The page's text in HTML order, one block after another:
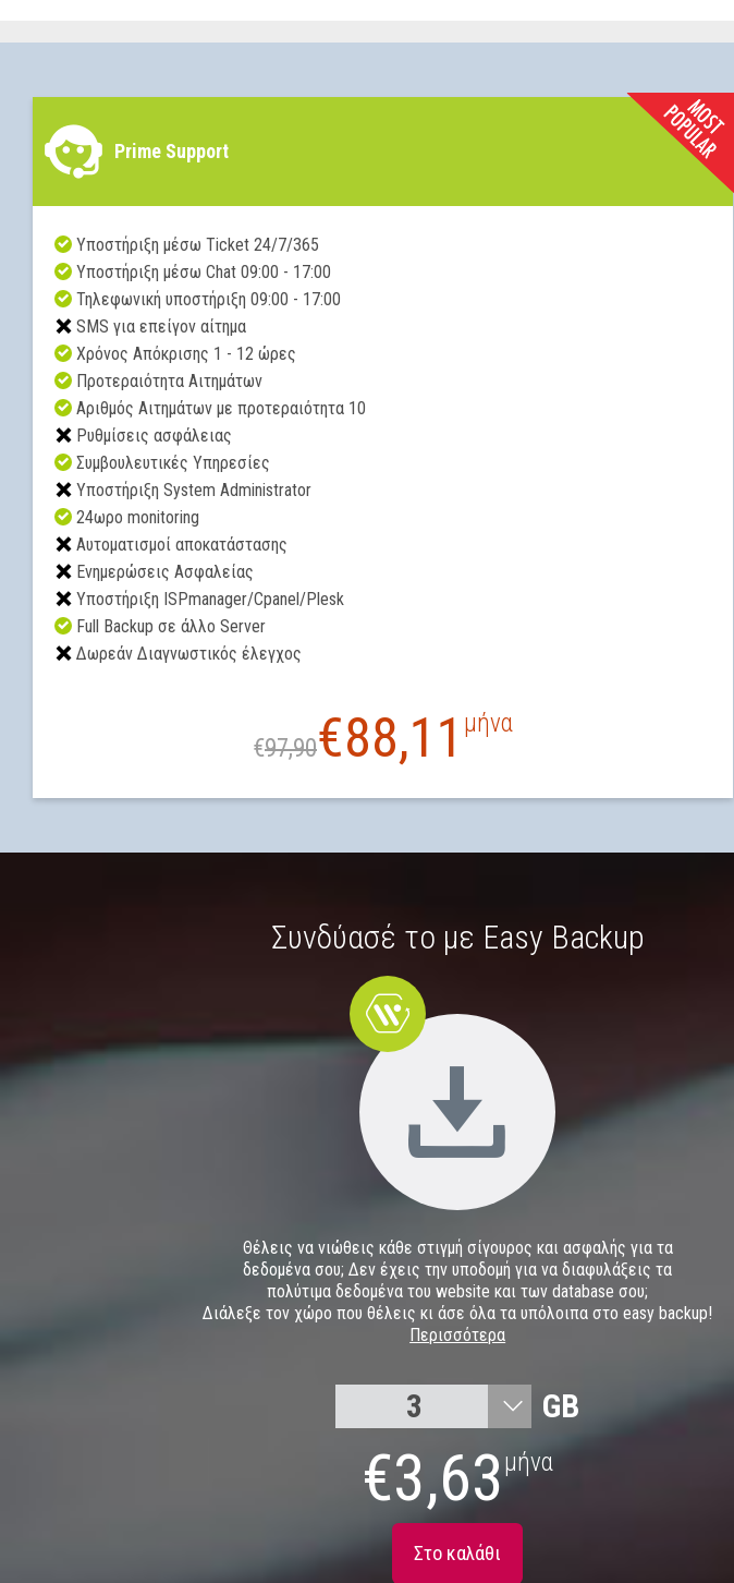
Prime Support
Υποστήριξη μέσω Ticket 24/7/365
Yποστήριξη μέσω Chat 09:00 - 17:00
Τηλεφωνική υποστήριξη 09:00 - 17:00
SMS για επείγον αίτημα
Χρόνος Απόκρισης 1 - 12 ώρες
Προτεραιότητα Αιτημάτων
Αριθμός Αιτημάτων με προτεραιότητα 10
Ρυθμίσεις ασφάλειας
Συμβουλευτικές Υπηρεσίες
Υποστήριξη System Administrator
24ωρο monitoring
Αυτοματισμοί αποκατάστασης
Ενημερώσεις Ασφαλείας
Υποστήριξη ISPmanager/Cpanel/Plesk
Full Backup σε άλλο Server
Δωρεάν Διαγνωστικός έλεγχος
€97,90€88,11 μήνα
Συνδύασέ το με Easy Backup
Θέλεις να νιώθεις κάθε στιγμή σίγουρος και ασφαλής για τα
δεδομένα σου; Δεν έχεις την υποδομή για να διαφυλάξεις τα
πολύτιμα δεδομένα του website και των database σου;
Διάλεξε τον χώρο που θέλεις κι άσε όλα τα υπόλοιπα στο easy backup!
Περισσότερα
3
6
12
24
GB
€3,63μήνα
Στο καλάθι